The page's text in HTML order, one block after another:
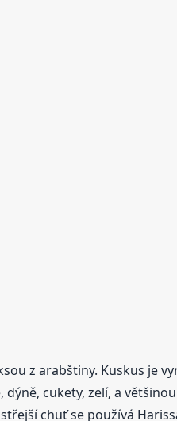
z arabštiny. Kuskus je
cukety, zelí, a
chuť se používá